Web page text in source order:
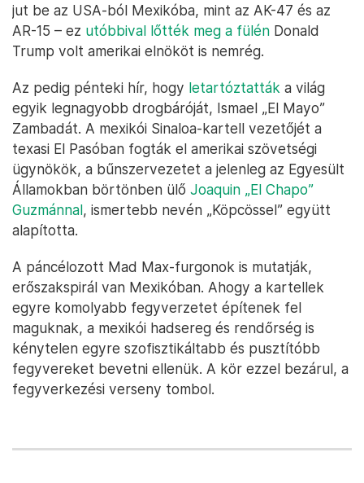
jut be az USA-ból Mexikóba, mint az AK-47 és az
AR-15 – ez utóbbival lőtték meg a fülén Donald
Trump volt amerikai elnököt is nemrég.
Az pedig pénteki hír, hogy letartóztatták a világ
egyik legnagyobb drogbáróját, Ismael „El Mayo”
Zambadát. A mexikói Sinaloa-kartell vezetőjét a
texasi El Pasóban fogták el amerikai szövetségi
ügynökök, a bűnszervezetet a jelenleg az Egyesült
Államokban börtönben ülő Joaquin „El Chapo”
Guzmánnal, ismertebb nevén „Köpcössel” együtt
alapította.
A páncélozott Mad Max-furgonok is mutatják,
erőszakspirál van Mexikóban. Ahogy a kartellek
egyre komolyabb fegyverzetet építenek fel
maguknak, a mexikói hadsereg és rendőrség is
kénytelen egyre szofisztikáltabb és pusztítóbb
fegyvereket bevetni ellenük. A kör ezzel bezárul, a
fegyverkezési verseny tombol.